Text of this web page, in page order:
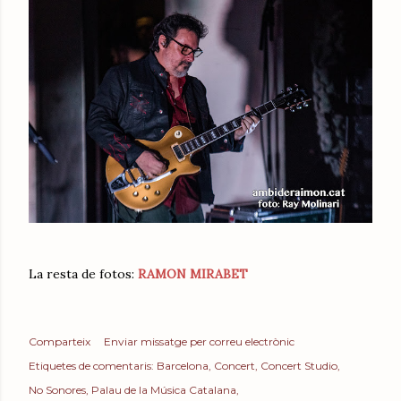
La resta de fotos: RAMON MIRABET
Comparteix
Enviar missatge per correu electrònic
Etiquetes de comentaris: Barcelona Concert Concert Studio
No Sonores Palau de la Música Catalana